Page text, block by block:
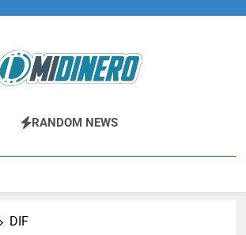
Midinero.co
Fintech, Criptomonedas
RANDOM NEWS
DIF